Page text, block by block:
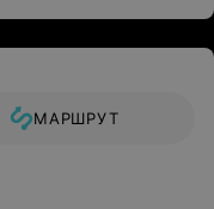
МАРШРУТ